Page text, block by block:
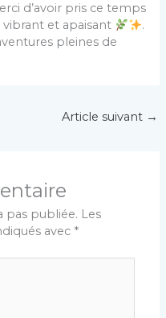
d’avoir pris ce temps
et apaisant
.
pleines de
Article suivant →
pas publiée. Les
avec *